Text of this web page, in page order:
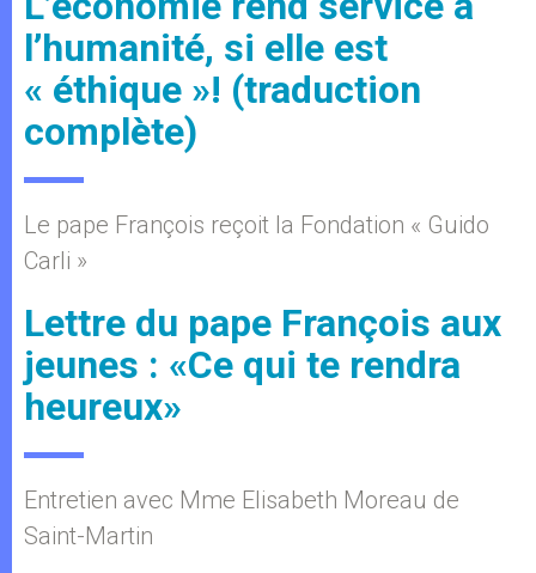
l’humanité, si elle est
« éthique »! (traduction
complète)
Le pape François reçoit la Fondation « Guido
Carli »
Lettre du pape François aux
jeunes : «Ce qui te rendra
heureux»
Entretien avec Mme Elisabeth Moreau de
Saint-Martin